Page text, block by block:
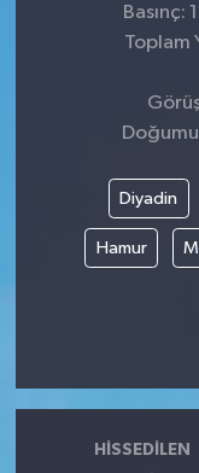
Basınç:
Toplam
Diyadin
Hamur
HISSEDILEN
YAYLADERE